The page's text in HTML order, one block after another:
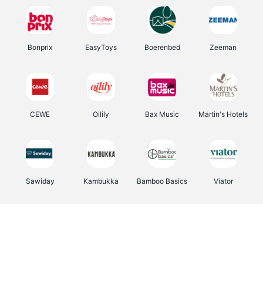
Bonprix EasyToys Boerenbed Zeeman
CEWE Oilily Bax Music Martin's Hotels
Sawiday Kambukka Bamboo Basics Viator